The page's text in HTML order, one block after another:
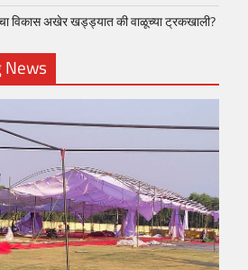
विकास अखेर खड्ड्यात की वाळूच्या ट्रकखाली?
News